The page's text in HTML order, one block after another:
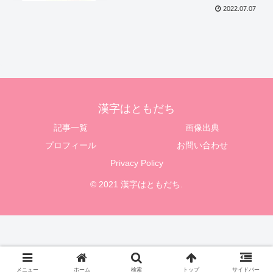
2022.07.07
漢字はともだち
記事一覧
画像出典
プロフィール
お問い合わせ
Privacy Policy
© 2021 漢字はともだち.
メニュー ホーム 検索 トップ サイドバー